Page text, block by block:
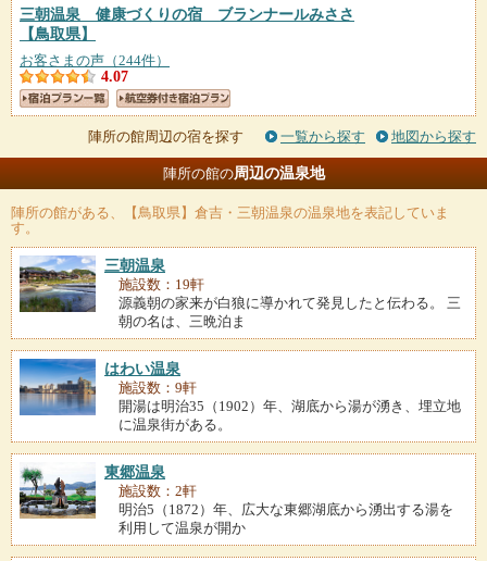
三朝温泉 健康づくりの宿 ブランナールみささ
【鳥取県】
お客さまの声（244件）
4.07
陣所の館周辺の宿を探す 一覧から探す 地図から探す
陣所の館の周辺の温泉地
陣所の館がある、【鳥取県】倉吉・三朝温泉の温泉地を表記していま
す。
三朝温泉
施設数：19軒
源義朝の家来が白狼に導かれて発見したと伝わる。 三
朝の名は、三晩泊ま
はわい温泉
施設数：9軒
開湯は明治35（1902）年、湖底から湯が湧き、埋立地
に温泉街がある。
東郷温泉
施設数：2軒
明治5（1872）年、広大な東郷湖底から湧出する湯を
利用して温泉が開か